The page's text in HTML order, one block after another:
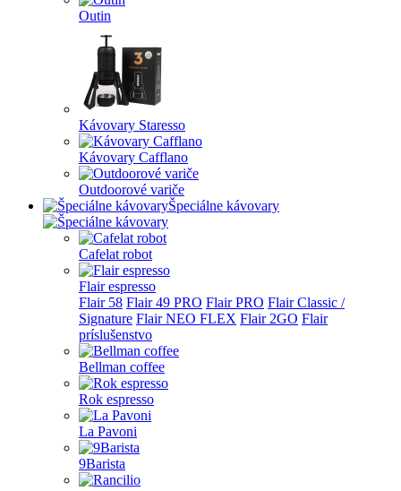
Outin
Kávovary Staresso
Kávovary Cafflano
Outdoorové variče
Špeciálne kávovary
Cafelat robot
Flair espresso
Flair 58 Flair 49 PRO Flair PRO Flair Classic /
Signature Flair NEO FLEX Flair 2GO Flair
príslušenstvo
Bellman coffee
Rok espresso
La Pavoni
9Barista